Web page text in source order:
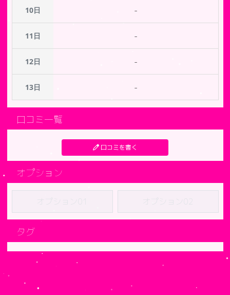
10日 -
11日 -
12日 -
13日 -
口コミ一覧
口コミを書く
オプション
オプション01 オプション02
タグ